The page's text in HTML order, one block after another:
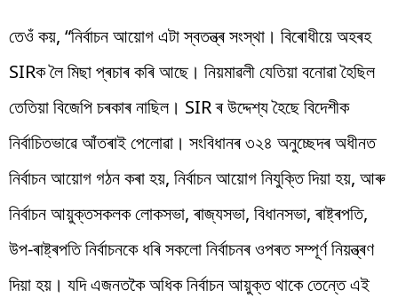
তেওঁ কয়, “নিৰ্বাচন আয়োগ এটা স্বতন্ত্ৰ সংস্থা। বিৰোধীয়ে অহৰহ
SIRক লৈ মিছা প্ৰচাৰ কৰি আছে। নিয়মাৱলী যেতিয়া বনোৱা হৈছিল
তেতিয়া বিজেপি চৰকাৰ নাছিল। SIR ৰ উদ্দেশ্য হৈছে বিদেশীক
নিৰ্বাচিতভাৱে আঁতৰাই পেলোৱা। সংবিধানৰ ৩২৪ অনুচ্ছেদৰ অধীনত
নিৰ্বাচন আয়োগ গঠন কৰা হয়, নিৰ্বাচন আয়োগ নিযুক্তি দিয়া হয়, আৰু
নিৰ্বাচন আয়ুক্তসকলক লোকসভা, ৰাজ্যসভা, বিধানসভা, ৰাষ্ট্ৰপতি,
উপ-ৰাষ্ট্ৰপতি নিৰ্বাচনকে ধৰি সকলো নিৰ্বাচনৰ ওপৰত সম্পূৰ্ণ নিয়ন্ত্ৰণ
দিয়া হয়। যদি এজনতকৈ অধিক নিৰ্বাচন আয়ুক্ত থাকে তেন্তে এই